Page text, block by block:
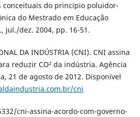
conceituais do princípio poluidor-
do Mestrado em Educação
jul./dez. 2004, pp. 16-51.
DA INDÚSTRIA (CNI). CNI assina
reduzir CO² da indústria. Agência
21 de agosto de 2012. Disponível
cni
cni-assina-acordo-com-governo-